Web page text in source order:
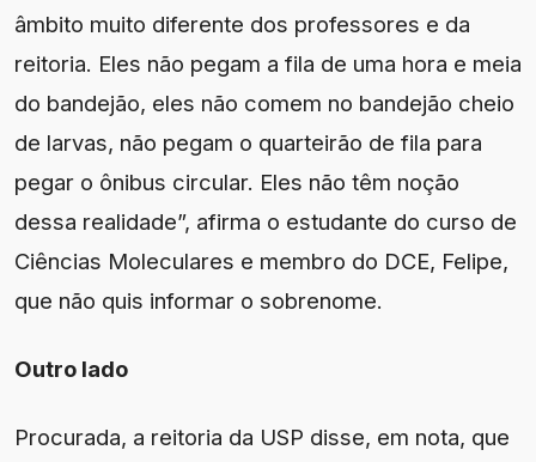
âmbito muito diferente dos professores e da
reitoria. Eles não pegam a fila de uma hora e meia
do bandejão, eles não comem no bandejão cheio
de larvas, não pegam o quarteirão de fila para
pegar o ônibus circular. Eles não têm noção
dessa realidade”, afirma o estudante do curso de
Ciências Moleculares e membro do DCE, Felipe,
que não quis informar o sobrenome.
Outro lado
Procurada, a reitoria da USP disse, em nota, que